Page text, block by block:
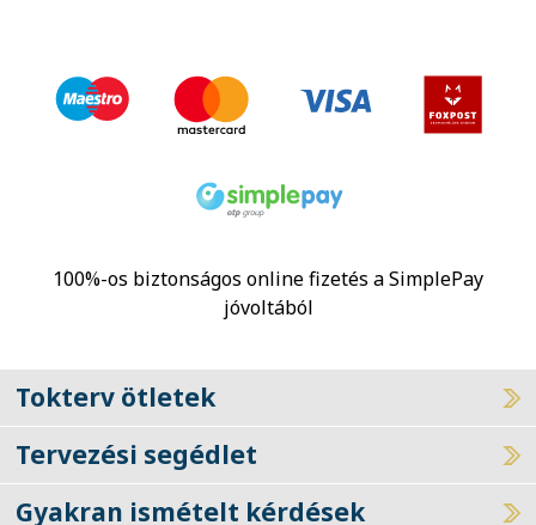
100%-os biztonságos online fizetés a SimplePay
jóvoltából
Tokterv ötletek
Tervezési segédlet
Gyakran ismételt kérdések